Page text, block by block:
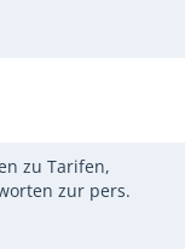
zu Tarifen,
zur pers.